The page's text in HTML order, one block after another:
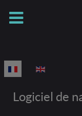
Sélectionnez votre
Logiciel de